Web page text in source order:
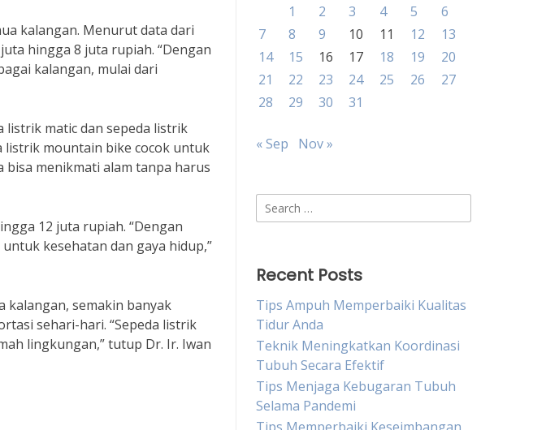
kalangan. Menurut data dari
hingga 8 juta rupiah. “Dengan
kalangan, mulai dari
listrik matic dan sepeda listrik
listrik mountain bike cocok untuk
menikmati alam tanpa harus
12 juta rupiah. “Dengan
kesehatan dan gaya hidup,”
kalangan, semakin banyak
sehari-hari. “Sepeda listrik
lingkungan,” tutup Dr. Ir. Iwan
1
2 3 4 5
6
7
8 9 10 11 12
13
14
15 16 17 18 19
20
21
22 23 24 25 26
27
28
29 30 31
« Sep Nov »
Search
for:
Recent Posts
Tips Ampuh Memperbaiki Kualitas
Tidur Anda
Teknik Meningkatkan Koordinasi
Tubuh Secara Efektif
Tips Menjaga Kebugaran Tubuh
Selama Pandemi